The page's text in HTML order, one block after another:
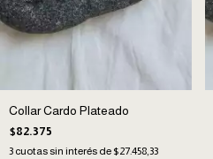
Collar Cardo Plateado
$82.375
3 cuotas sin interés de $27.458,33